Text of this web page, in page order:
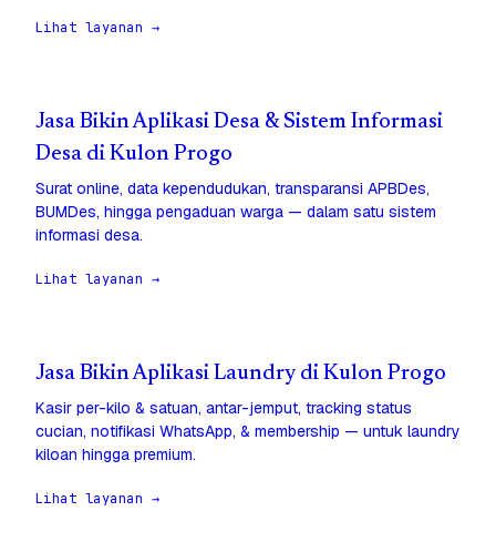
Lihat layanan →
Jasa Bikin Aplikasi Desa & Sistem Informasi
Desa di Kulon Progo
Surat online, data kependudukan, transparansi APBDes,
BUMDes, hingga pengaduan warga — dalam satu sistem
informasi desa.
Lihat layanan →
Jasa Bikin Aplikasi Laundry di Kulon Progo
Kasir per-kilo & satuan, antar-jemput, tracking status
cucian, notifikasi WhatsApp, & membership — untuk laundry
kiloan hingga premium.
Lihat layanan →